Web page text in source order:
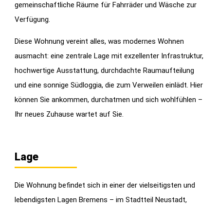
gemeinschaftliche Räume für Fahrräder und Wäsche zur
Verfügung.
Diese Wohnung vereint alles, was modernes Wohnen
ausmacht: eine zentrale Lage mit exzellenter Infrastruktur,
hochwertige Ausstattung, durchdachte Raumaufteilung
und eine sonnige Südloggia, die zum Verweilen einlädt. Hier
können Sie ankommen, durchatmen und sich wohlfühlen –
Ihr neues Zuhause wartet auf Sie.
Lage
Die Wohnung befindet sich in einer der vielseitigsten und
lebendigsten Lagen Bremens – im Stadtteil Neustadt,